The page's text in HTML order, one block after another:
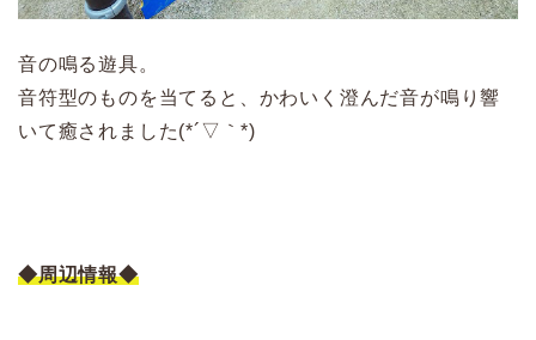
音の鳴る遊具。
音符型のものを当てると、かわいく澄んだ音が鳴り響
いて癒されました(*´▽｀*)
◆周辺情報◆